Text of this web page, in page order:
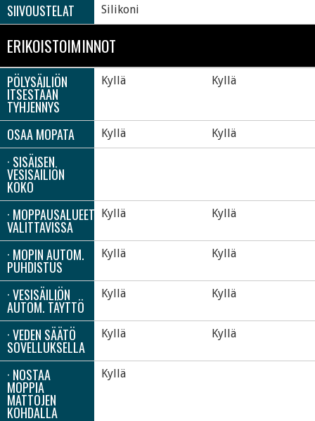
SIIVOUSTELAT Silikoni
ERIKOISTOIMINNOT
PÖLYSÄILIÖN
ITSESTÄÄN
TYHJENNYS
Kyllä Kyllä
OSAA MOPATA Kyllä Kyllä
· SISÄISEN
VESISÄILIÖN
KOKO
· MOPPAUSALUEET
VALITTAVISSA
Kyllä Kyllä
· MOPIN AUTOM.
PUHDISTUS
Kyllä Kyllä
· VESISÄILIÖN
AUTOM. TÄYTTÖ
Kyllä Kyllä
· VEDEN SÄÄTÖ
SOVELLUKSELLA
Kyllä Kyllä
· NOSTAA
MOPPIA
MATTOJEN
KOHDALLA
Kyllä